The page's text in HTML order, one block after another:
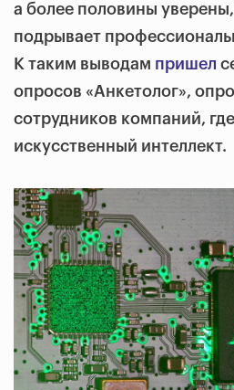
а более половины
подрывает
К таким выводам пришел
опросов «Анкетолог»,
сотрудников компаний,
искусственный интеллект.